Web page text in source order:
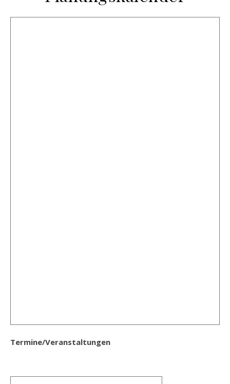
Termine/Veranstaltungen